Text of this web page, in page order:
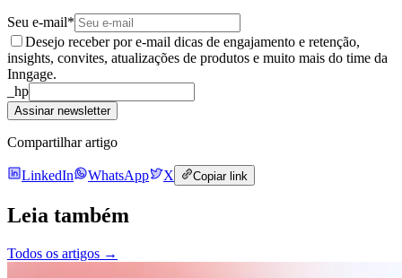
Seu e-mail*
Desejo receber por e-mail dicas de engajamento e retenção,
insights, convites, atualizações de produtos e muito mais do time da
Inngage.
_hp
Assinar newsletter
Compartilhar artigo
LinkedIn WhatsApp X Copiar link
Leia também
Todos os artigos →